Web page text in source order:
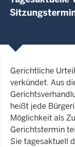
Gerichtliche
verkündet. Aus
heißt jede
Möglichkeit als
Gerichtstermin
Sie tagesaktuell